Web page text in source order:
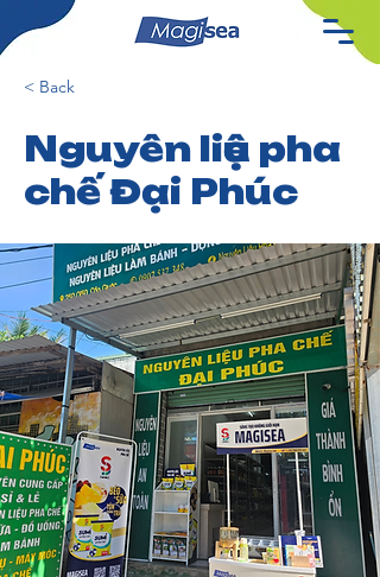
< Back
Nguyên liệu pha
chế Đại Phúc